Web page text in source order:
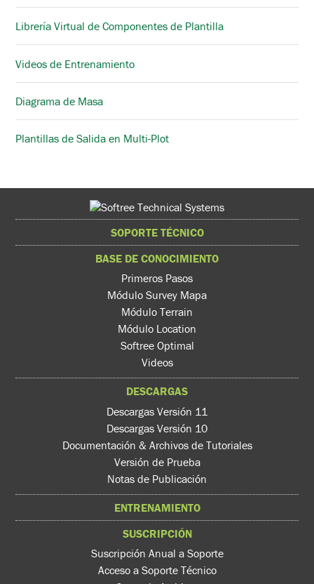
Librería Virtual de Componentes de Plantilla
Videos de Entrenamiento
Diagrama de Masa
Plantillas de Salida en Multi-Plot
SOPORTE TÉCNICO
BASE DE CONOCIMIENTO
Primeros Pasos
Módulo Survey Mapa
Módulo Terrain
Módulo Location
Softree Optimal
Videos
DESCARGAS
Descargas Versión 11
Descargas Versión 10
Documentación & Archivos de Tutoriales
Versión de Prueba
Notas de Publicación
ENTRENAMIENTO
SUSCRIPCIÓN
Suscripción Anual a Soporte
Acceso a Soporte Técnico